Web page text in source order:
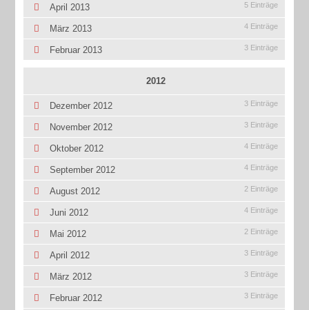
April 2013 5 Einträge
März 2013 4 Einträge
Februar 2013 3 Einträge
2012
Dezember 2012 3 Einträge
November 2012 3 Einträge
Oktober 2012 4 Einträge
September 2012 4 Einträge
August 2012 2 Einträge
Juni 2012 4 Einträge
Mai 2012 2 Einträge
April 2012 3 Einträge
März 2012 3 Einträge
Februar 2012 3 Einträge